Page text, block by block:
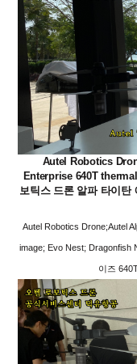
Autel Robotics
Enterprise 640T
보틱스 드론 알파 타이탄
Autel Robotics Drone;Autel
image; Evo Nest; Dragonfish
이즈